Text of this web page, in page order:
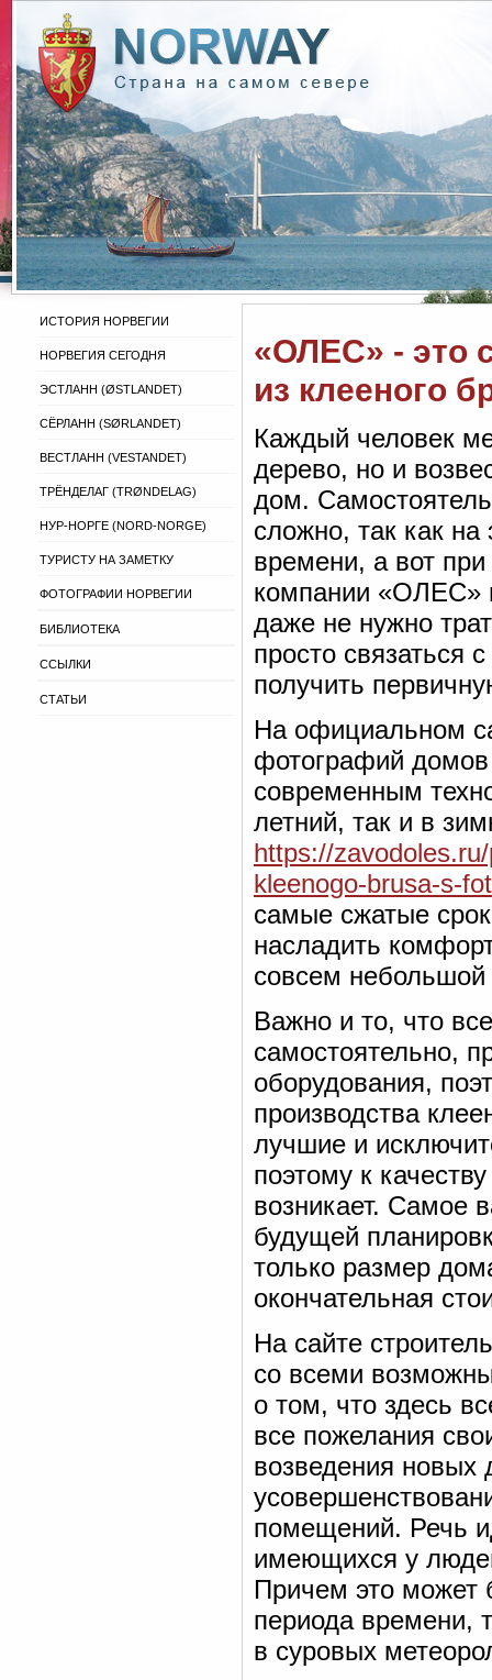
ИСТОРИЯ НОРВЕГИИ
НОРВЕГИЯ СЕГОДНЯ
ЭСТЛАНН (ØSTLANDET)
СЁРЛАНН (SØRLANDET)
ВЕСТЛАНН (VESTANDET)
ТРЁНДЕЛАГ (TRØNDELAG)
НУР-НОРГЕ (NORD-NORGE)
ТУРИСТУ НА ЗАМЕТКУ
ФОТОГРАФИИ НОРВЕГИИ
БИБЛИОТЕКА
ССЫЛКИ
СТАТЬИ
«ОЛЕС» - это
из клееного
Каждый человек
дерево, но и
дом.
сложно, так как на
времени, а вот
компании «ОЛЕС»
даже не нужно
просто связаться
получить
На официальном
фотографий домов
современным
летний, так и в
https://
kleenogo-brusa-s-
самые сжатые
насладить
совсем небольшой
Важно и то, что
самостоятельно,
оборудования,
производства
лучшие и
поэтому к
возникает. Самое
будущей
только размер
окончательная
На сайте
со всеми
о том, что здесь
все пожелания
возведения новых
помещений. Речь
имеющихся у
Причем это может
периода времени,
в суровых